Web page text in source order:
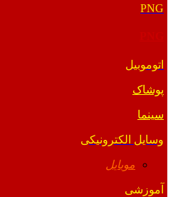
PNG
اتوموبیل
پوشاک
سینما
وسایل الکترونیکی
موبایل
آموزشی